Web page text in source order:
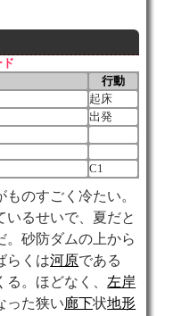
行動
起床
出発
C1
のすごく冷たい。
いるせいで、夏だと
。砂防ダムの上から
らくは河原である
。ほどなく、 左岸
った狭い廊下状地形